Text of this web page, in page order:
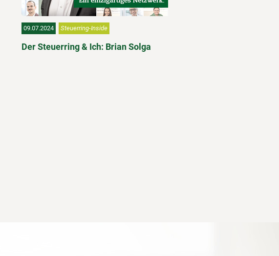
09.07.2024 Steuerring-Inside
Der Steuerring & Ich: Brian Solga